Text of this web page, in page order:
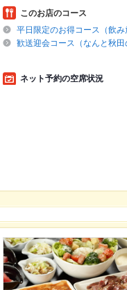
このお店のコース
平日限定のお得コース（飲
歓送迎会コース（なんと秋田
ネット予約の空席状況